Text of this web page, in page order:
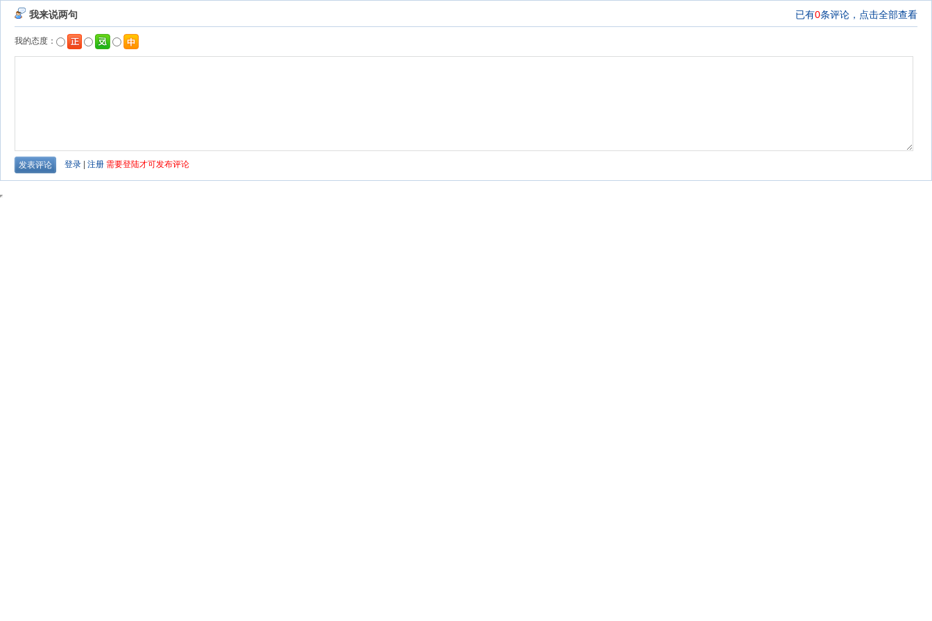
我来说两句 已有0条评论， 点击全部查看
我的态度：
登录 注册 需要登陆才可发布评论